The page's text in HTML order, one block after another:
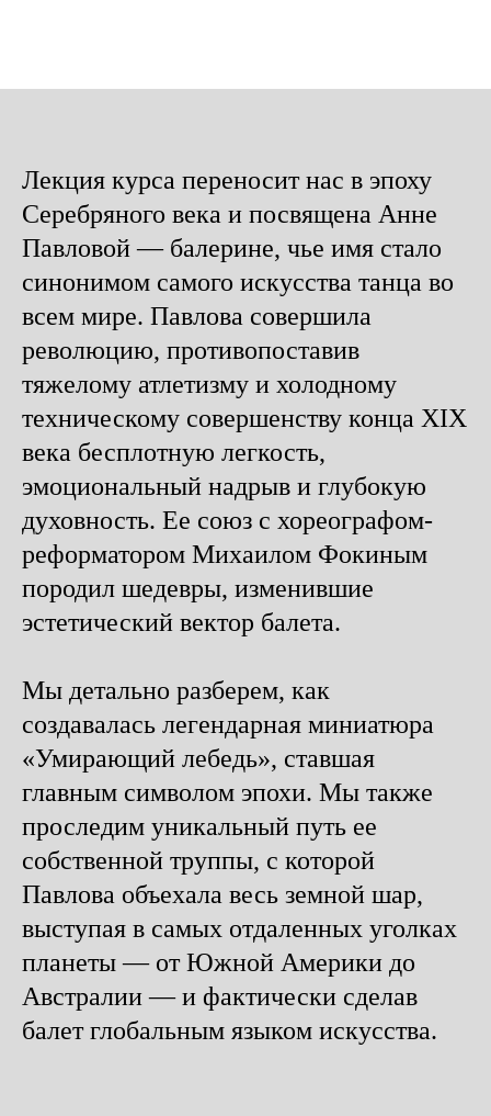
Лекция курса переносит нас в эпоху
Серебряного века и посвящена Анне
Павловой — балерине, чье имя стало
синонимом самого искусства танца во
всем мире. Павлова совершила
революцию, противопоставив
тяжелому атлетизму и холодному
техническому совершенству конца XIX
века бесплотную легкость,
эмоциональный надрыв и глубокую
духовность. Ее союз с хореографом-
реформатором Михаилом Фокиным
породил шедевры, изменившие
эстетический вектор балета.
Мы детально разберем, как
создавалась легендарная миниатюра
«Умирающий лебедь», ставшая
главным символом эпохи. Мы также
проследим уникальный путь ее
собственной труппы, с которой
Павлова объехала весь земной шар,
выступая в самых отдаленных уголках
планеты — от Южной Америки до
Австралии — и фактически сделав
балет глобальным языком искусства.